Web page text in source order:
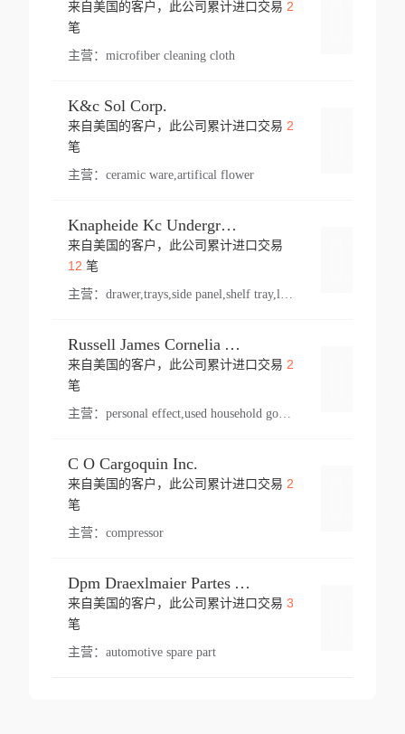
来自美国的客户，此公司累计进口交易 2
笔
主营： microfiber cleaning cloth
K&c Sol Corp.
来自美国的客户，此公司累计进口交易 2
笔
主营： ceramic ware,artifical flower
Knapheide Kc Underground
来自美国的客户，此公司累计进口交易
12 笔
主营：
Russell James Cornelia Arlington Va
来自美国的客户，此公司累计进口交易 2
笔
主营： personal effect,used household goods
C O Cargoquin Inc.
来自美国的客户，此公司累计进口交易 2
笔
主营： compressor
Dpm Draexlmaier Partes Automotrices Corr Ind Huejotzingo
来自美国的客户，此公司累计进口交易 3
笔
主营： automotive spare part